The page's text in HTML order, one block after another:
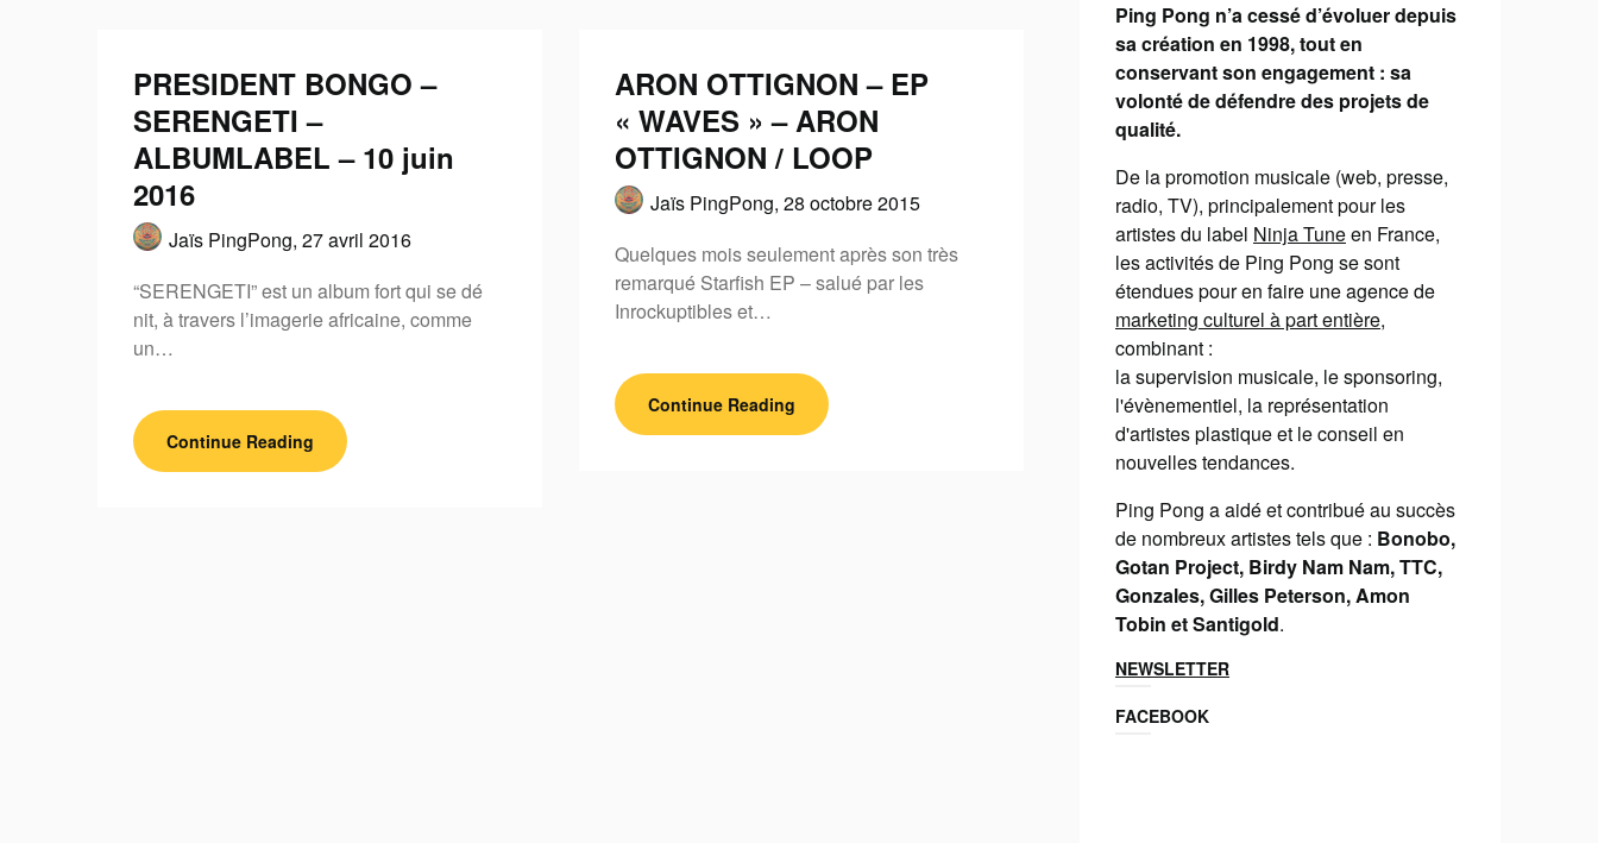
PRESIDENT BONGO –
SERENGETI –
ALBUMLABEL – 10 juin
2016
Jaïs PingPong, 27 avril 2016
“SERENGETI” est un album fort qui se dé
nit, à travers l’imagerie africaine, comme
un…
Continue Reading
ARON OTTIGNON – EP
« WAVES » – ARON
OTTIGNON / LOOP
Jaïs PingPong, 28 octobre 2015
Quelques mois seulement après son très
remarqué Starfish EP – salué par les
Inrockuptibles et…
Continue Reading
Ping Pong n’a cessé d’évoluer depuis
sa création en 1998, tout en
conservant son engagement : sa
volonté de défendre des projets de
qualité.
De la promotion musicale (web, presse,
radio, TV), principalement pour les
artistes du label Ninja Tuneen France,
les activités de Ping Pong se sont
étendues pour en faire une agence de
marketing culturel à part entière,
combinant :
la supervision musicale, le sponsoring,
l'évènementiel, la représentation
d'artistes plastique et le conseil en
nouvelles tendances.
Ping Pong a aidé et contribué au succès
de nombreux artistes tels que : Bonobo,
Gotan Project, Birdy Nam Nam, TTC,
Gonzales, Gilles Peterson, Amon
Tobin et Santigold.
NEWSLETTER
FACEBOOK